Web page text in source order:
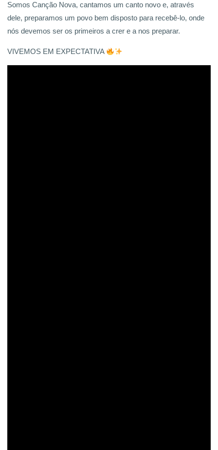
Somos Canção Nova, cantamos um canto novo e, através
dele, preparamos um povo bem disposto para recebê-lo, onde
nós devemos ser os primeiros a crer e a nos preparar.
VIVEMOS EM EXPECTATIVA